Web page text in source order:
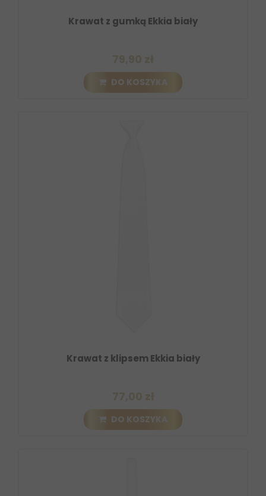
Krawat z gumką Ekkia biały
DO KOSZYKA
Krawat z klipsem Ekkia biały
DO KOSZYKA